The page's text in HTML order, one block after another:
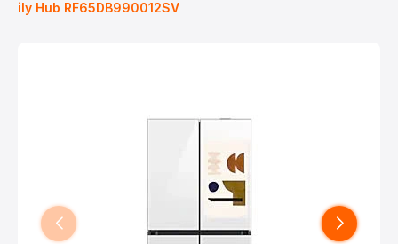
ily Hub RF65DB990012SV